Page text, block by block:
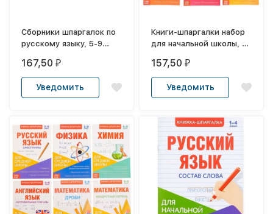
Сборники шпаргалок по
русскому языку, 5-9
167,50₽
Уведомить
Книги-шпаргалки набор
для начальной школы, 6
157,50₽
Уведомить